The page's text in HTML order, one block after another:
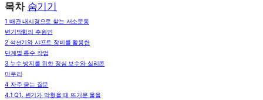
목차 숨기기
1 배관 내시경으로 찾는 서소문동
변기막힘의 주원인
2 석션기와 샤프트 장비를 활용한
단계별 통수 작업
3 누수 방지를 위한 정심 보수와 실리콘
마무리
4 자주 묻는 질문
4.1 Q1. 변기가 막혔을 때 뜨거운 물을